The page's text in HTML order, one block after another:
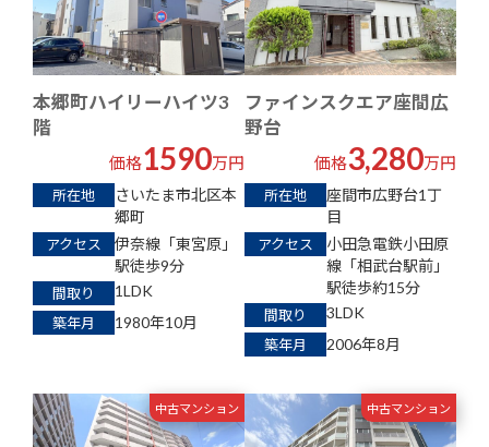
本郷町ハイリーハイツ3
階
価格1590万円
所在地
さいたま市北区本
郷町
アクセス
伊奈線「東宮原」
駅徒歩9分
間取り 1LDK
築年月 1980年10月
ファインスクエア座間広
野台
価格3,280万円
所在地
座間市広野台1丁
目
アクセス
小田急電鉄小田原
線「相武台駅前」
駅徒歩約15分
間取り 3LDK
築年月 2006年8月
中古マンション 中古マンション